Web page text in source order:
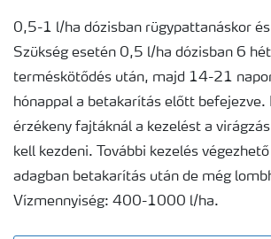
0,5-1 l/ha dózisban rügypattanáskor
Szükség esetén 0,5 l/ha dózisban 6
terméskötődés után, majd 14-21
hónappal a betakarítás előtt befejezve.
érzékeny fajtáknál a kezelést a
kell kezdeni. További kezelés
adagban betakarítás után de még
Vízmennyiség: 400-1000 l/ha.